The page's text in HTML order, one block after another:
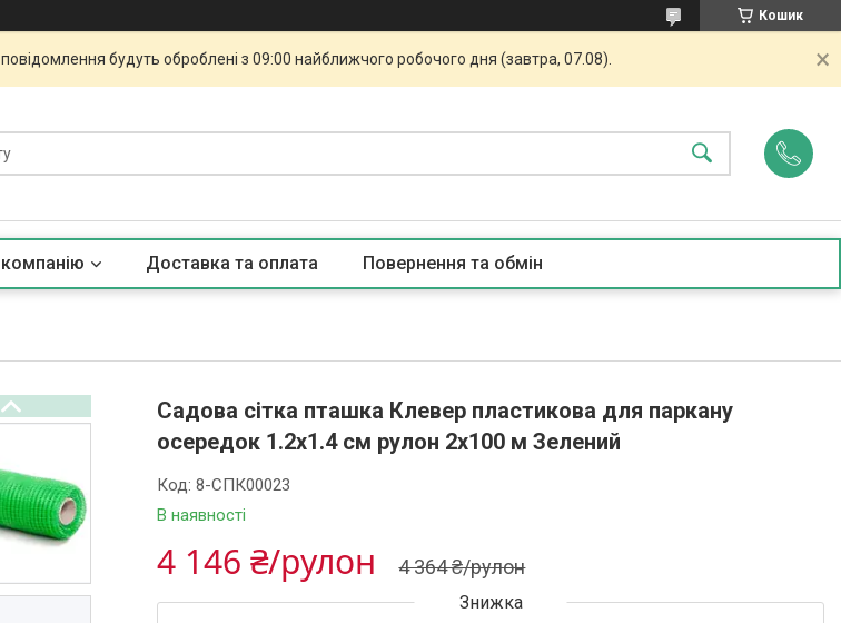
Кошик
будуть оброблені з 09:00 найближчого робочого дня (завтра, 07.08).
Доставка та оплата Повернення та обмін
Садова сітка пташка Клевер пластикова для паркану
осередок 1.2х1.4 см рулон 2х100 м Зелений
В наявності
Код:8-СПК00023
4 364 ₴/рулон
4 146 ₴/рулон